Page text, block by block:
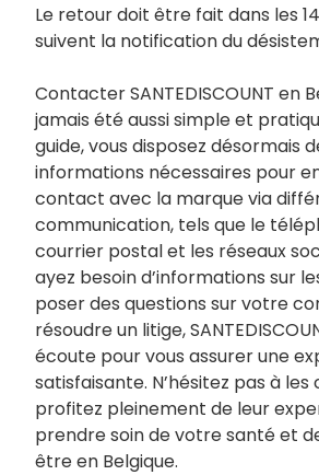
Le retour doit être fait dans les
suivent la notification du
Contacter SANTEDISCOUNT en
jamais été aussi simple et
guide, vous disposez désormais
informations nécessaires pour
contact avec la marque via
communication, tels que le
courrier postal et les réseaux
ayez besoin d’informations sur
poser des questions sur votre
résoudre un litige,
écoute pour vous assurer une
satisfaisante. N’hésitez pas à
profitez pleinement de leur
prendre soin de votre santé et
être en Belgique.